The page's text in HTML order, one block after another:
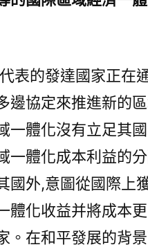
表的發達國家正在
邊協定來推進新的
一體化沒有立足其
一體化成本利益的
國外,意圖從國際上
體化收益并將成本
。在和平發展的背